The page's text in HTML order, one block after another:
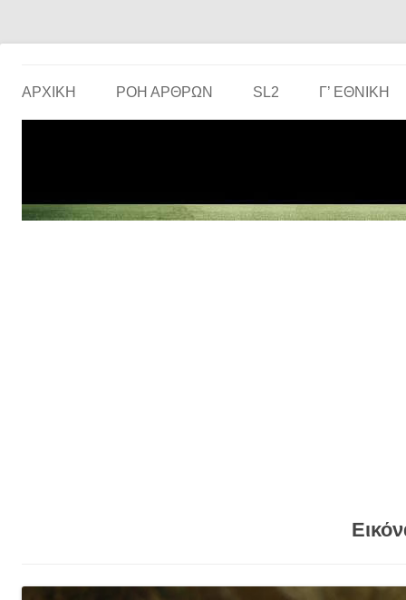
ΑΡΧΙΚΗ ΡΟΗ ΑΡΘΡΩΝ SL2 Γ’ ΕΘΝΙΚΉ